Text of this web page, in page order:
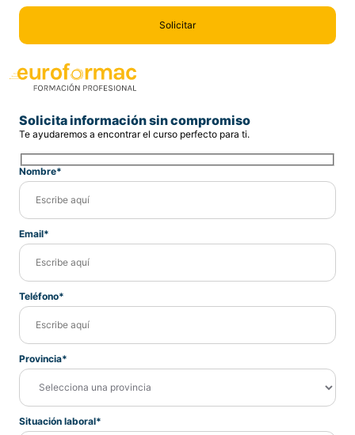
Solicita información sin compromiso
Te ayudaremos a encontrar el curso perfecto para ti.
Nombre*
Email*
Teléfono*
Provincia*
Situación laboral*